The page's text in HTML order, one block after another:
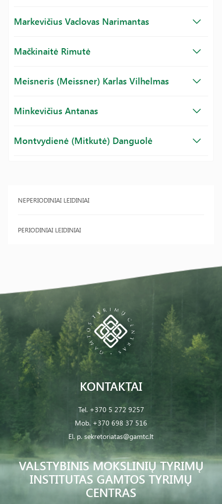
NEPERIODINIAI LEIDINIAI
PERIODINIAI LEIDINIAI
Markevičius Vaclovas Narimantas
Mačkinaitė Rimutė
Meisneris (Meissner) Karlas Vilhelmas
Minkevičius Antanas
Montvydienė (Mitkutė) Danguolė
VALSTYBINIS MOKSLINIŲ TYRIMŲ
INSTITUTAS GAMTOS TYRIMŲ
CENTRAS
KONTAKTAI
Tel. +370 5 272 9257
Mob. +370 698 37 516
El. p. sekretoriatas@gamtc.lt